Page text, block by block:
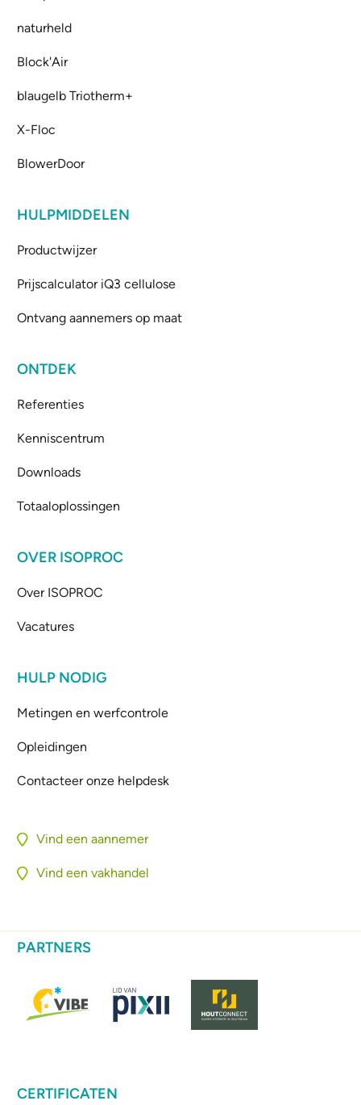
naturheld
Block'Air
blaugelb Triotherm+
X-Floc
BlowerDoor
HULPMIDDELEN
Productwijzer
Prijscalculator iQ3 cellulose
Ontvang aannemers op maat
ONTDEK
Referenties
Kenniscentrum
Downloads
Totaaloplossingen
OVER ISOPROC
Over ISOPROC
Vacatures
HULP NODIG
Metingen en werfcontrole
Opleidingen
Contacteer onze helpdesk
Vind een aannemer
Vind een vakhandel
PARTNERS
CERTIFICATEN